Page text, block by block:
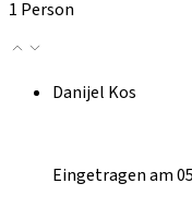
1 Person
Danijel Kos
Eingetragen am